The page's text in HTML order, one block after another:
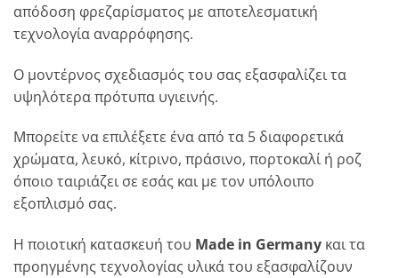
απόδοση φρεζαρίσματος με αποτελεσματική
τεχνολογία αναρρόφησης.
Ο μοντέρνος σχεδιασμός του σας εξασφαλίζει τα
υψηλότερα πρότυπα υγιεινής.
Μπορείτε να επιλέξετε ένα από τα 5 διαφορετικά
χρώματα, λευκό, κίτρινο, πράσινο, πορτοκαλί ή ροζ
όποιο ταιριάζει σε εσάς και με τον υπόλοιπο
εξοπλισμό σας.
Η ποιοτική κατασκευή του Made in Germany και τα
προηγμένης τεχνολογίας υλικά του εξασφαλίζουν